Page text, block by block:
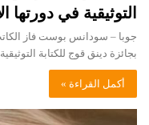
التوثيقية في دورتها
جوبا – سودانس بوست فاز
بجائزة دينق قوج للكتابة
أكمل القراءة »